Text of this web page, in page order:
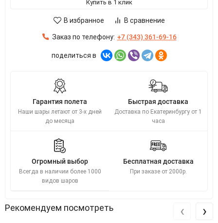
Купить в 1 клик
В избранное В сравнение
Заказ по телефону: +7 (343) 361-69-16
поделиться в
Гарантия полета
Наши шары летают от 3-х дней
до месяца
Быстрая доставка
Доставка по Екатеринбургу от 1
часа
Огромный выбор
Всегда в наличии более 1000
видов шаров
Бесплатная доставка
При заказе от 2000р.
Рекомендуем посмотреть ‹ ›